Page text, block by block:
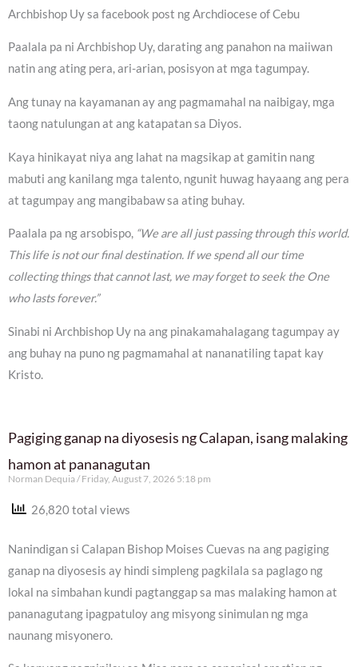
Archbishop Uy sa facebook post ng Archdiocese of Cebu
Paalala pa ni Archbishop Uy, darating ang panahon na maiiwan
natin ang ating pera, ari-arian, posisyon at mga tagumpay.
Ang tunay na kayamanan ay ang pagmamahal na naibigay, mga
taong natulungan at ang katapatan sa Diyos.
Kaya hinikayat niya ang lahat na magsikap at gamitin nang
mabuti ang kanilang mga talento, ngunit huwag hayaang ang pera
at tagumpay ang mangibabaw sa ating buhay.
Paalala pa ng arsobispo, “We are all just passing through this world.
This life is not our final destination. If we spend all our time
collecting things that cannot last, we may forget to seek the One
who lasts forever.”
Sinabi ni Archbishop Uy na ang pinakamahalagang tagumpay ay
ang buhay na puno ng pagmamahal at nananatiling tapat kay
Kristo.
Pagiging ganap na diyosesis ng Calapan, isang malaking
hamon at pananagutan
Norman Dequia Friday, August 7, 2026 5:18 pm
26,820 total views
Nanindigan si Calapan Bishop Moises Cuevas na ang pagiging
ganap na diyosesis ay hindi simpleng pagkilala sa paglago ng
lokal na simbahan kundi pagtanggap sa mas malaking hamon at
pananagutang ipagpatuloy ang misyong sinimulan ng mga
naunang misyonero.